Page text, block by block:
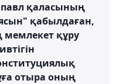
қаласының
қабылдаған,
мемлекет құру
отыра оның